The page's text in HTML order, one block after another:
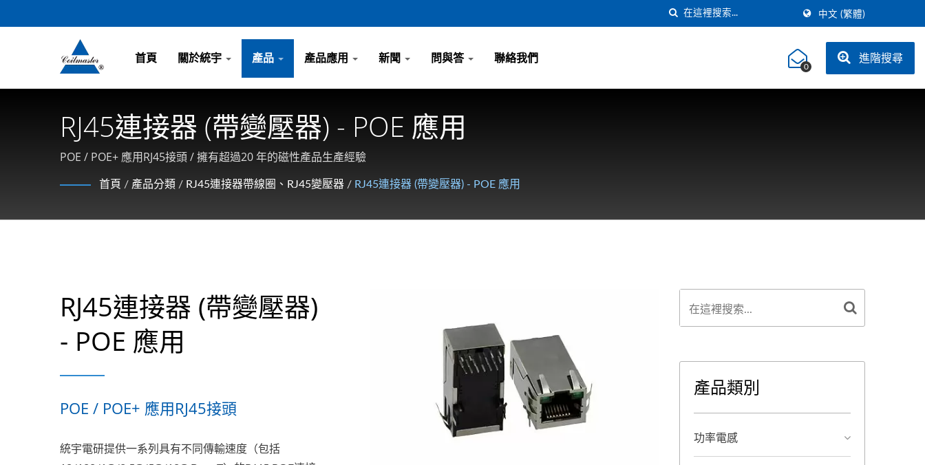
中文 (繁體)
首頁 關於統宇 產品 產品應用 新聞 問與答 聯絡我們
0
進階搜尋
RJ45連接器 (帶變壓器) - POE 應用
POE / POE+ 應用RJ45接頭 / 擁有超過20 年的磁性產品生產經驗
首頁 / 產品分類 / RJ45連接器帶線圈、RJ45變壓器 / RJ45連接器 (帶變壓器) - POE 應用
RJ45連接器 (帶變壓器)
- POE 應用
POE / POE+ 應用RJ45接頭
統宇電研提供一系列具有不同傳輸速度（包括
產品類別
功率電感